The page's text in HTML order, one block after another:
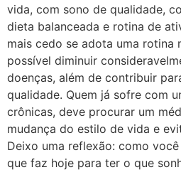
vida, com sono de qualidade,
dieta balanceada e rotina de
mais cedo se adota uma rotina
possível diminuir
doenças, além de contribuir
qualidade. Quem já sofre com
crônicas, deve procurar um
mudança do estilo de vida e
Deixo uma reflexão: como
que faz hoje para ter o que